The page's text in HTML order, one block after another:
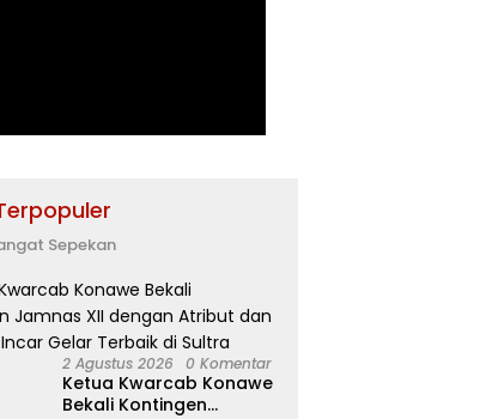
Sepekan
2 Agustus 2026 0 Komentar
Ketua Kwarcab Konawe
Bekali Kontingen